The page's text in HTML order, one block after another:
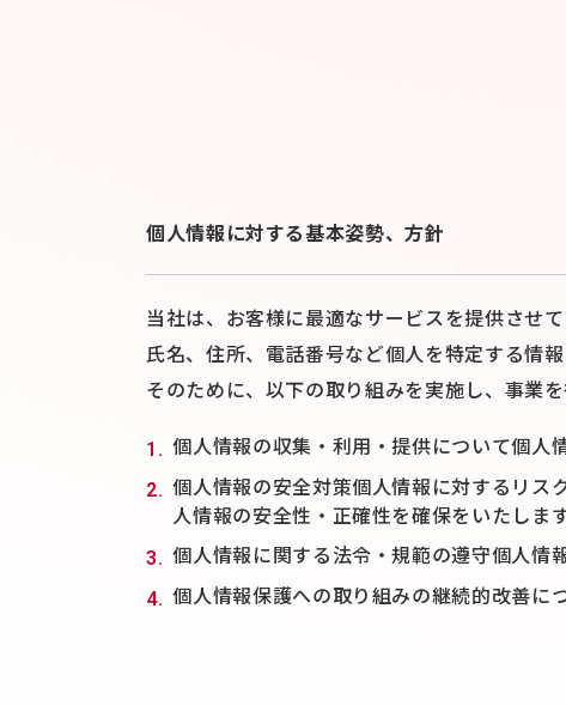
個人情報に対する基本姿勢、方針
当社は、お客様に最適なサービスを提供させ
氏名、住所、電話番号など個人を特定する情
そのために、以下の取り組みを実施し、事業を
個人情報の収集・利用・提供について個人
個人情報の安全対策個人情報に対するリス
人情報の安全性・正確性を確保をいたします
個人情報に関する法令・規範の遵守個人情
個人情報保護への取り組みの継続的改善に